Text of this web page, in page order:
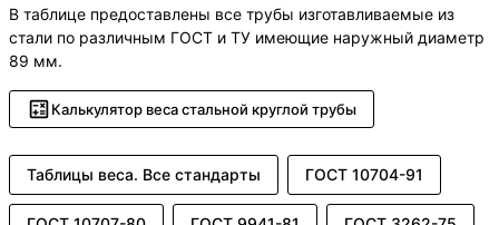
В таблице предоставлены все трубы изготавливаемые из
стали по различным ГОСТ и ТУ имеющие наружный диаметр
89 мм.
Калькулятор веса стальной круглой трубы
Таблицы веса. Все стандарты ГОСТ 10704-91